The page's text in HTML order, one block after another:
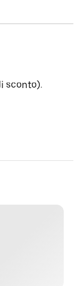
sconto).